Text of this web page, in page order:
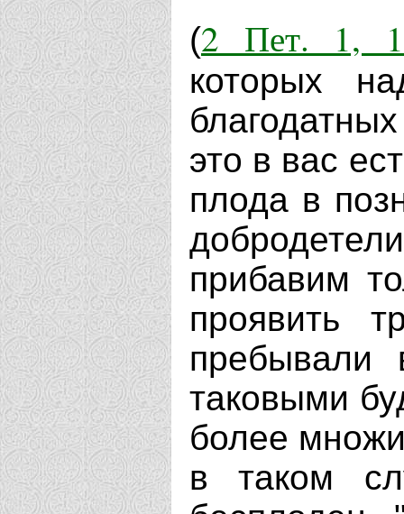
(2 Пет. 1,
которых
это в вас
плода в
прибавим
проявить
таковыми
более
в таком